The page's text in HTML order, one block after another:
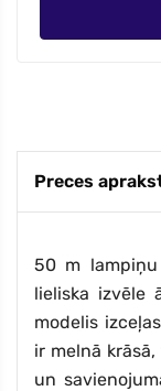
Preces
50 m
lieliska izvēle
modelis
ir melnā
un